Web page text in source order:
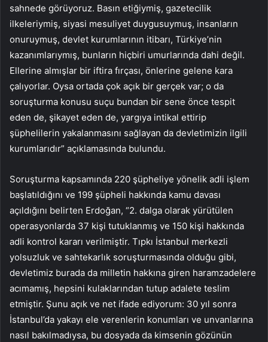
sahnede görüyoruz. Basın etiğiymiş, gazetecilik
ilkeleriymiş, siyasi mesuliyet duygusuymuş, insanların
onuruymuş, devlet kurumlarının itibarı, Türkiye’nin
kazanımlarıymış, bunların hiçbiri umurlarında dahi değil.
Ellerine almışlar bir iftira fırçası, önlerine gelene kara
çalıyorlar. Oysa ortada çok açık bir gerçek var; o da
soruşturma konusu suçu bundan bir sene önce tespit
eden de, şikayet eden de, yargıya intikal ettirip
şüphelilerin yakalanmasını sağlayan da devletimizin ilgili
kurumlarıdır” açıklamasında bulundu.
Soruşturma kapsamında 220 şüpheliye yönelik adli işlem
başlatıldığını ve 199 şüpheli hakkında kamu davası
açıldığını belirten Erdoğan, “2. dalga olarak yürütülen
operasyonlarda 37 kişi tutuklanmış ve 150 kişi hakkında
adli kontrol kararı verilmiştir. Tıpkı İstanbul merkezli
yolsuzluk ve sahtekarlık soruşturmasında olduğu gibi,
devletimiz burada da milletin hakkına giren haramzadelere
acımamış, hepsini kulaklarından tutup adalete teslim
etmiştir. Şunu açık ve net ifade ediyorum: 30 yıl sonra
İstanbul’da yakayı ele verenlerin konumları ve unvanlarına
nasıl bakılmadıysa, bu dosyada da kimsenin gözünün